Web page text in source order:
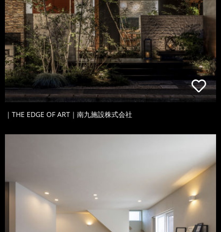
｜THE EDGE OF ART｜南九施設株式会社